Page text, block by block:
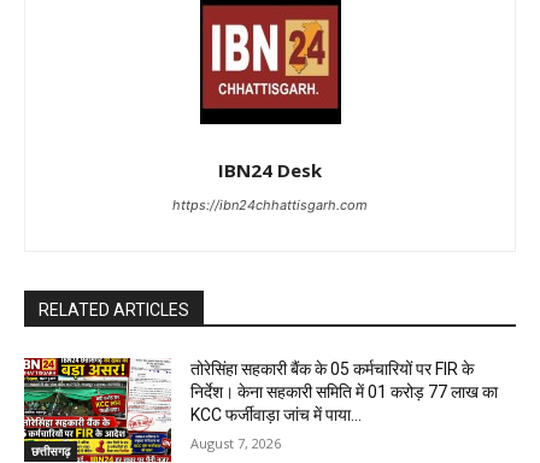
IBN24 Desk
https://ibn24chhattisgarh.com
RELATED ARTICLES
छत्तीसगढ़
तोरेसिंहा सहकारी बैंक के 05 कर्मचारियों पर FIR के
निर्देश। केना सहकारी समिति में 01 करोड़ 77 लाख का
KCC फर्जीवाड़ा जांच में पाया...
August 7, 2026